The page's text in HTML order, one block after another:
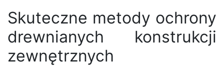
Skuteczne metody ochrony
drewnianych konstrukcji
zewnętrznych